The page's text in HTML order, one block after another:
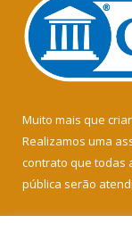
Muito mais que
Realizamos uma
contrato que todas
pública serão